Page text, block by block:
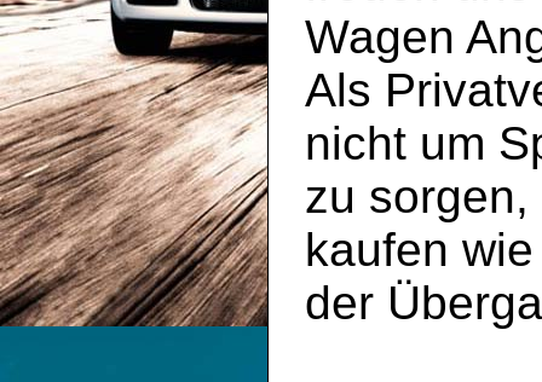
Wagen
Als
nicht um
zu
kaufen
der